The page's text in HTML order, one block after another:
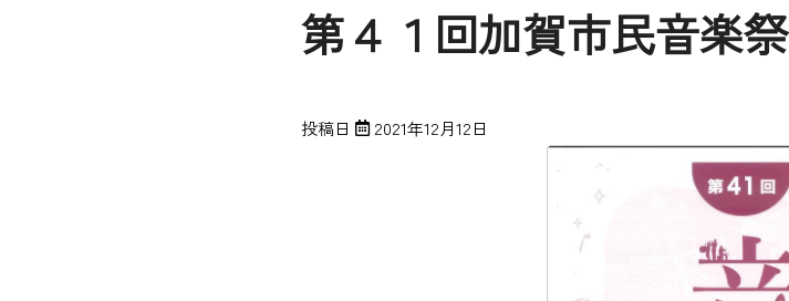
第４１回加賀市民音楽祭
投稿日 2021年12月12日